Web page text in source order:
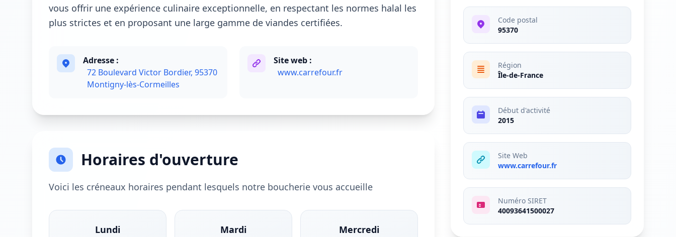
vous offrir une expérience culinaire exceptionnelle, en respectant les normes halal les
plus strictes et en proposant une large gamme de viandes certifiées.
Adresse :
72 Boulevard Victor Bordier, 95370
Montigny-lès-Cormeilles
Site web :
www.carrefour.fr
Horaires d'ouverture
Voici les créneaux horaires pendant lesquels notre boucherie vous accueille
Lundi
Mardi
Mercredi
Code postal
95370
Région
Île-de-France
Début d'activité
2015
Site Web
www.carrefour.fr
Numéro SIRET
40093641500027